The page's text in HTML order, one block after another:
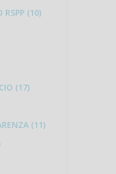
RSPP (10)
(17)
(11)